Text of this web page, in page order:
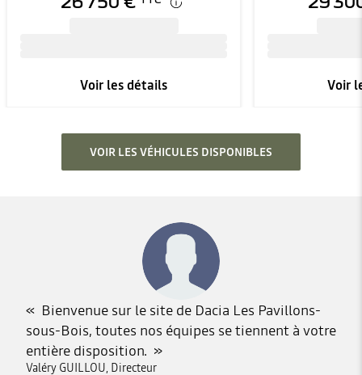
Voir les détails Voir
VOIR LES VÉHICULES DISPONIBLES
Bienvenue sur le site de Dacia Les Pavillons-
sous-Bois, toutes nos équipes se tiennent à votre
entière disposition.
Valéry GUILLOU, Directeur